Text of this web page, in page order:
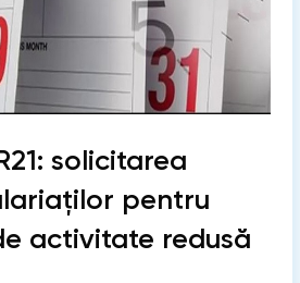
solicitarea
pentru
activitate redusă